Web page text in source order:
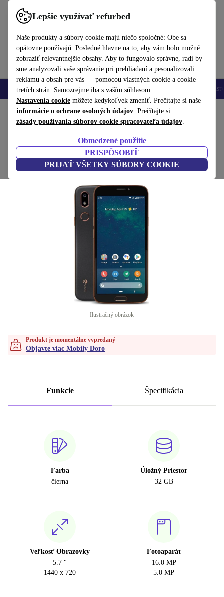
Lepšie využívať refurbed
Naše produkty a súbory cookie majú niečo spoločné: Obe sa
opätovne používajú. Posledné hlavne na to, aby vám bolo možné
zobraziť relevantnejšie obsahy. Aby to fungovalo správne, radi by
sme analyzovali vaše správanie pri prehliadaní a pesonalizovali
reklamu a obsah pre vás — pomocou vlastných cookie a cookie
tretích strán. Samozrejme iba s vaším súhlasom.
Nastavenia cookie môžete kedykoľvek zmeniť. Prečítajte si naše
informácie o ochrane osobných údajov. Prečítajte si
zásady používania súborov cookie spracovateľa údajov.
Obmedzené použitie
PRISPÔSOBIŤ
PRIJAŤ VŠETKY SÚBORY COOKIE
používať refurbed rýchlo a jednoducho
Mobilné telefóny Laptopy Tablety Inteligentné hodinky
Domov Produkty Mobilné telefóny a smartfóny Mobily Doro
čierna
(Zbieranie recenzií)
Ilustračný obrázok
Produkt je momentálne vypredaný
Objavte viac Mobily Doro
Funkcie Špecifikácia
Farba
čierna
Úložný Priestor
32 GB
Veľkosť Obrazovky
5.7 "
1440 x 720
Fotoaparát
16.0 MP
5.0 MP